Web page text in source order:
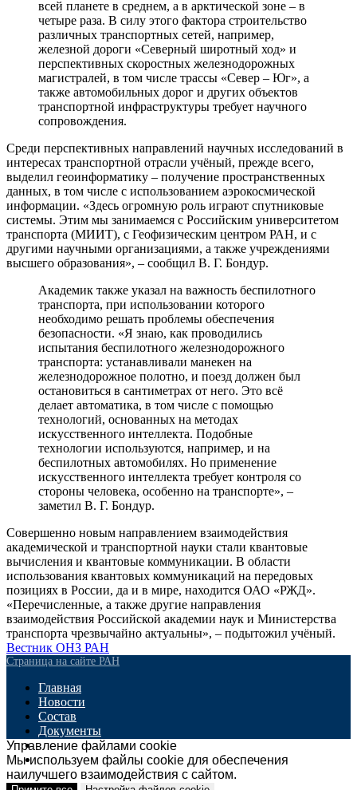
всей планете в среднем, а в арктической зоне – в
четыре раза. В силу этого фактора строительство
различных транспортных сетей, например,
железной дороги «Северный широтный ход» и
перспективных скоростных железнодорожных
магистралей, в том числе трассы «Север – Юг», а
также автомобильных дорог и других объектов
транспортной инфраструктуры требует научного
сопровождения.
Среди перспективных направлений научных исследований в
интересах транспортной отрасли учёный, прежде всего,
выделил геоинформатику – получение пространственных
данных, в том числе с использованием аэрокосмической
информации. «Здесь огромную роль играют спутниковые
системы. Этим мы занимаемся с Российским университетом
транспорта (МИИТ), с Геофизическим центром РАН, и с
другими научными организациями, а также учреждениями
высшего образования», – сообщил В. Г. Бондур.
Академик также указал на важность беспилотного
транспорта, при использовании которого
необходимо решать проблемы обеспечения
безопасности. «Я знаю, как проводились
испытания беспилотного железнодорожного
транспорта: устанавливали манекен на
железнодорожное полотно, и поезд должен был
остановиться в сантиметрах от него. Это всё
делает автоматика, в том числе с помощью
технологий, основанных на методах
искусственного интеллекта. Подобные
технологии используются, например, и на
беспилотных автомобилях. Но применение
искусственного интеллекта требует контроля со
стороны человека, особенно на транспорте», –
заметил В. Г. Бондур.
Совершенно новым направлением взаимодействия
академической и транспортной науки стали квантовые
вычисления и квантовые коммуникации. В области
использования квантовых коммуникаций на передовых
позициях в России, да и в мире, находится ОАО «РЖД».
«Перечисленные, а также другие направления
взаимодействия Российской академии наук и Министерства
транспорта чрезвычайно актуальны», – подытожил учёный.
Вестник ОНЗ РАН
Страница на сайте РАН
Главная
Новости
Состав
Документы
Мероприятия
Контакты
Страница на сайте РАН
Управление файлами cookie
Мы используем файлы cookie для обеспечения
наилучшего взаимодействия с сайтом.